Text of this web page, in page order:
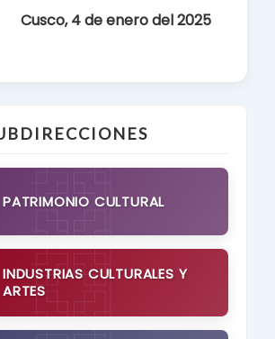
Cusco, 4 de enero del 2025
PATRIMONIO CULTURAL
INDUSTRIAS CULTURALES Y
ARTES